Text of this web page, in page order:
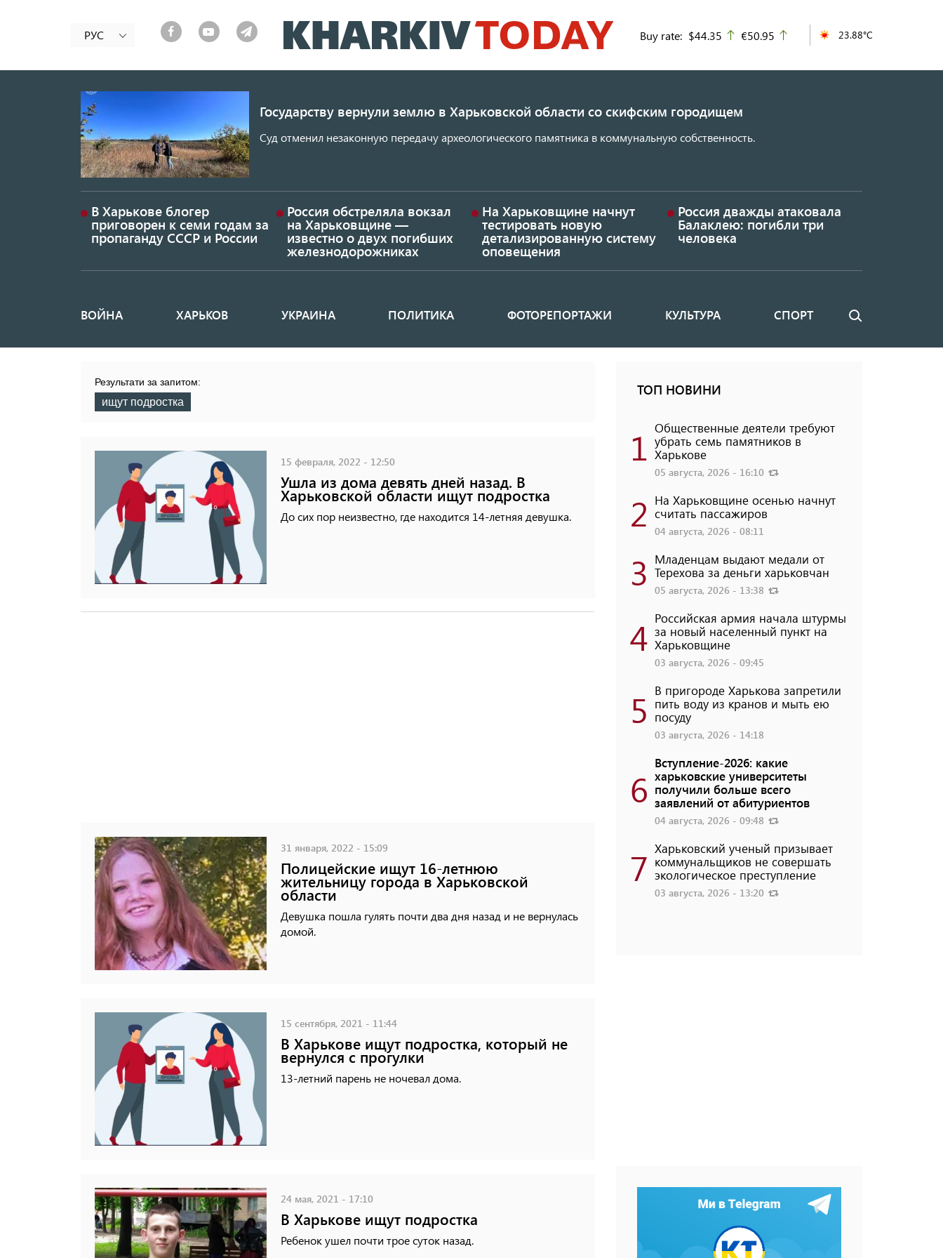
к
основному
РУС Buy rate: $44.35 up
€50.95 23.88°C
Государству вернули землю в Харьковской области со скифским городищем
Суд отменил незаконную передачу археологического памятника в коммунальную собственность.
В Харькове блогер
приговорен к семи годам за
пропаганду СССР и России
Россия обстреляла вокзал
на Харьковщине —
известно о двух погибших
железнодорожниках
На Харьковщине начнут
тестировать новую
детализированную систему
оповещения
Россия дважды атаковала
Балаклею: погибли три
человека
Основная
ВОЙНА ХАРЬКОВ УКРАИНА ПОЛИТИКА ФОТОРЕПОРТАЖИ КУЛЬТУРА СПОРТ Поиск
Результати за запитом:
ищут подростка
15 февраля, 2022 - 12:50
Ушла из дома девять дней назад. В
Харьковской области ищут подростка
До сих пор неизвестно, где находится 14-летняя девушка.
31 января, 2022 - 15:09
Полицейские ищут 16-летнюю
жительницу города в Харьковской
области
Девушка пошла гулять почти два дня назад и не вернулась
домой.
15 сентября, 2021 - 11:44
В Харькове ищут подростка, который не
вернулся с прогулки
13-летний парень не ночевал дома.
24 мая, 2021 - 17:10
В Харькове ищут подростка
Ребенок ушел почти трое суток назад.
ТОП НОВИНИ
1 Общественные деятели требуют
убрать семь памятников в
Харькове
05 августа, 2026 - 16:10
2 На Харьковщине осенью начнут
считать пассажиров
04 августа, 2026 - 08:11
3 Младенцам выдают медали от
Терехова за деньги харьковчан
05 августа, 2026 - 13:38
4 Российская армия начала штурмы
за новый населенный пункт на
Харьковщине
03 августа, 2026 - 09:45
5 В пригороде Харькова запретили
пить воду из кранов и мыть ею
посуду
03 августа, 2026 - 14:18
6
Вступление-2026: какие
харьковские университеты
получили больше всего
заявлений от абитуриентов
04 августа, 2026 - 09:48
7 Харьковский ученый призывает
коммунальщиков не совершать
экологическое преступление
03 августа, 2026 - 13:20